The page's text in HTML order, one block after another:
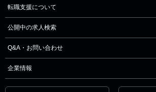
転職支援について
公開中の求人検索
Q&A・お問い合わせ
企業情報